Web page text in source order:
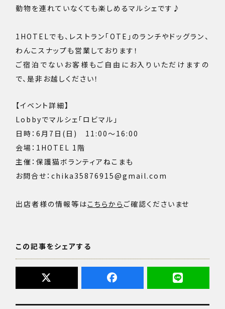
動物を連れていなくても楽しめるマルシェです♪
1HOTELでも、レストラン「OTE」のランチやドッグラン、
わんこスナップも営業しております！
ご宿泊でないお客様もご自由にお入りいただけますの
で、是非お越しください！
【イベント詳細】
Lobbyでマルシェ「ロビマル」
日時：6月7日(日) 11:00～16:00
会場：1HOTEL 1階
主催：保護猫ボランティアねこまも
お問合せ：chika35876915@gmail.com
出店者様の情報等はこちらから ご確認くださいませ
この記事をシェアする